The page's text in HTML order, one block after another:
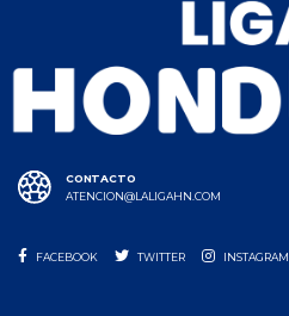
CONTACTO
ATENCION@LALIGAHN.COM
FACEBOOK TWITTER INSTAGRAM